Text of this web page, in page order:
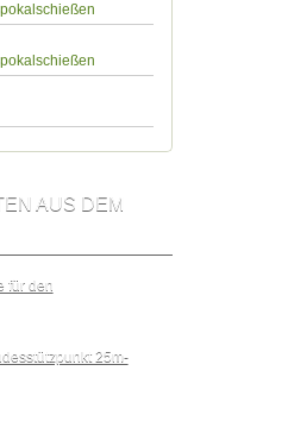
AUS DEM
für den
25m-